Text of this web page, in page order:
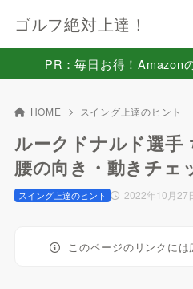
ゴルフ絶対上達！
PR：毎日お得！Amazon
HOME スイング上達のヒント
ルークドナルド選手
腰の向き・動きチェ
2022年10月27
スイング上達のヒント
このページのリンクには